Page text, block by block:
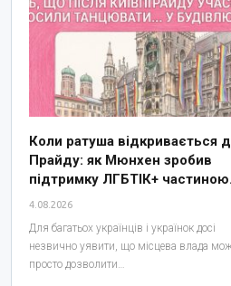
Коли ратуша відкривається
Прайду: як Мюнхен зробив
підтримку ЛГБТІК+
4.08.2026
Для багатьох українців і українок досі
незвично уявити, що місцева влада
просто дозволити…